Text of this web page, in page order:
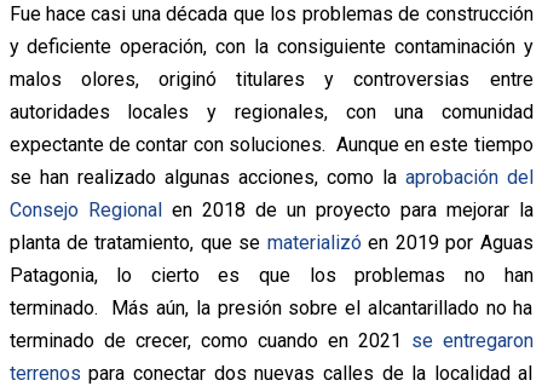
Fue hace casi una década que los problemas de construcción
y deficiente operación, con la consiguiente contaminación y
malos olores, originó titulares y controversias entre
autoridades locales y regionales, con una comunidad
expectante de contar con soluciones. Aunque en este tiempo
se han realizado algunas acciones, como la aprobación del
Consejo Regionalen 2018 de un proyecto para mejorar la
planta de tratamiento, que se materializóen 2019 por Aguas
Patagonia, lo cierto es que los problemas no han
terminado. Más aún, la presión sobre el alcantarillado no ha
terminado de crecer, como cuando en 2021 se entregaron
terrenos para conectar dos nuevas calles de la localidad al